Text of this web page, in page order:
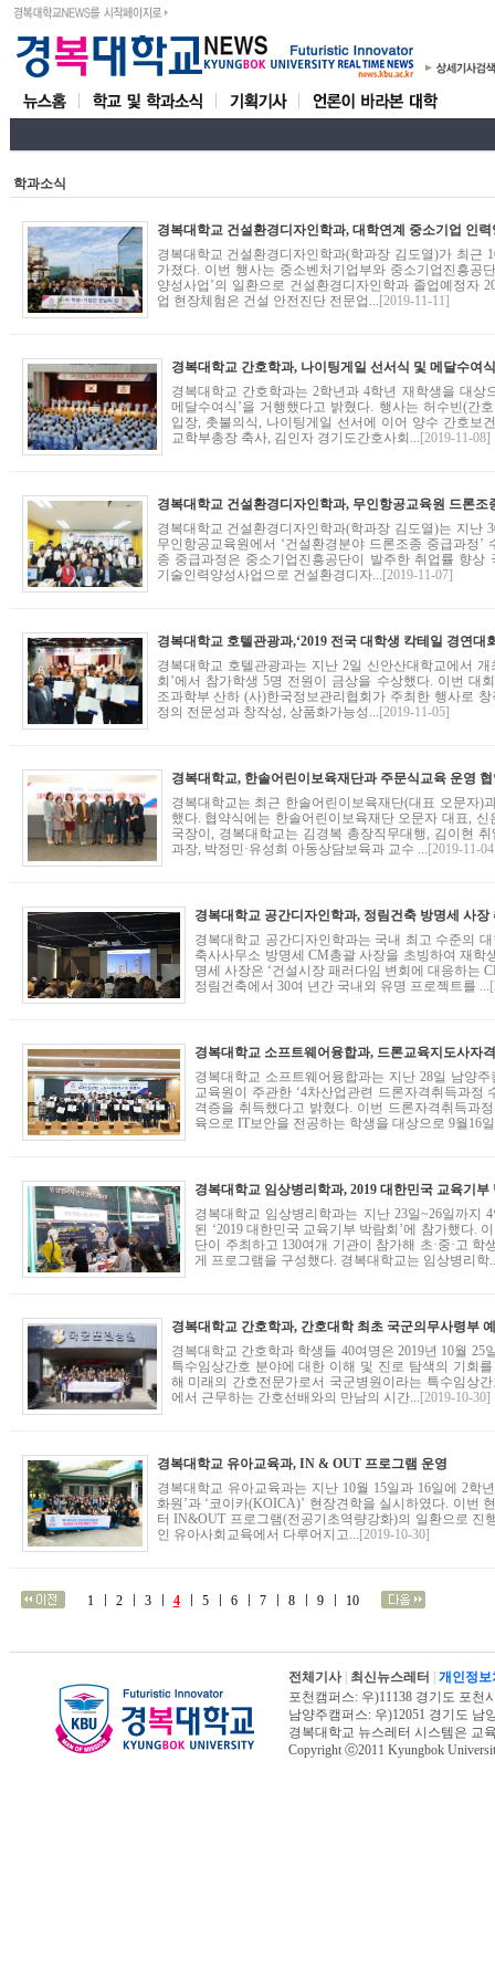
학과소식
경복대학교 건설환경디자인학과(학과장 김도열)가 최근
가졌다. 이번 행사는 중소벤처기업부와 중소기업진흥공
양성사업’의 일환으로 건설환경디자인학과 졸업예정자
업 현장체험은 건설 안전진단 전문업... [2019-11-11]
경복대학교 간호학과, 나이팅게일 선서식 및 메달수여식
경복대학교 간호학과는 2학년과 4학년 재학생을 대상
메달수여식’을 거행했다고 밝혔다. 행사는 허수빈(간
입장, 촛불의식, 나이팅게일 선서에 이어 양수 간호보
교학부총장 축사, 김인자 경기도간호사회... [2019-11-08]
경복대학교 건설환경디자인학과(학과장 김도열)는 지난
무인항공교육원에서 ‘건설환경분야 드론조종 중급과정’
종 중급과정은 중소기업진흥공단이 발주한 취업률 향상
기술인력양성사업으로 건설환경디자... [2019-11-07]
경복대학교 호텔관광과,‘2019 전국 대학생 칵테일 경연대
경복대학교 호텔관광과는 지난 2일 신안산대학교에서
회’에서 참가학생 5명 전원이 금상을 수상했다. 이번 대
조과학부 산하 (사)한국정보관리협회가 주최한 행사로
정의 전문성과 창작성, 상품화가능성... [2019-11-05]
경복대학교, 한솔어린이보육재단과 주문식교육 운영
경복대학교는 최근 한솔어린이보육재단(대표 오문자)
했다. 협약식에는 한솔어린이보육재단 오문자 대표,
국장이, 경복대학교는 김경복 총장직무대행, 김이현
과장, 박정민·유성희 아동상담보육과 교수 ... [2019-11-
경복대학교 공간디자인학과는 국내 최고 수준의
축사사무소 방명세 CM총괄 사장을 초빙하여 재학
명세 사장은 ‘건설시장 패러다임 변회에 대응하는
정림건축에서 30여 년간 국내외 유명 프로젝트를 ...
경복대학교 소프트웨어융합과, 드론교육지도사자
경복대학교 소프트웨어융합과는 지난 28일 남양
교육원이 주관한 ‘4차산업관련 드론자격취득과정
격증을 취득했다고 밝혔다. 이번 드론자격취득과
육으로 IT보안을 전공하는 학생을 대상으로 9월16
경복대학교 임상병리학과는 지난 23일~26일까지
된 ‘2019 대한민국 교육기부 박람회’에 참가했다.
단이 주최하고 130여개 기관이 참가해 초·중·고
게 프로그램을 구성했다. 경복대학교는 임상병리학
경복대학교 간호학과 학생들 40여명은 2019년 10월 25
특수임상간호 분야에 대한 이해 및 진로 탐색의 기회
해 미래의 간호전문가로서 국군병원이라는 특수임상
에서 근무하는 간호선배와의 만남의 시간... [2019-10-30]
경복대학교 유아교육과, IN & OUT 프로그램 운영
경복대학교 유아교육과는 지난 10월 15일과 16일에 2학
화원’과 ‘코이카(KOICA)’ 현장견학을 실시하였다. 이번
터 IN&OUT 프로그램(전공기초역량강화)의 일환으로 진
인 유아사회교육에서 다루어지고... [2019-10-30]
1 2 3 4 5 6 7 8 9 10
전체기사| 최신뉴스레터
개인정보
포천캠퍼스: 우)11138 경기도 포천
남양주캠퍼스: 우)12051 경기도 남
경복대학교 뉴스레터 시스템은 교
Copyright ⓒ2011 Kyungbok